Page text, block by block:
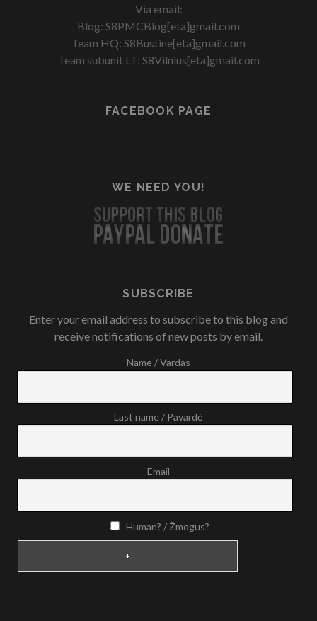
Via email:
Blog: S8PMCBlog[eta]gmail.com
Team HQ: S8Bustine[eta]gmail.com
Team subunit LT: S8Vilnius[eta]gmail.com
FACEBOOK PAGE
WE NEED YOU!
SUBSCRIBE
Enter your email address to subscribe to this blog and
receive notifications of new posts by email.
Name / Vardas
Last name / Pavardė
Email
Human? / Žmogus?